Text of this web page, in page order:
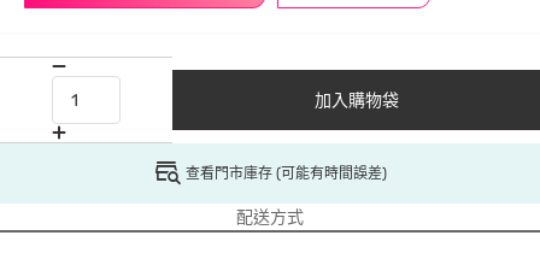
加入購物袋
查看門市庫存 (可能有時間誤差)
配送方式